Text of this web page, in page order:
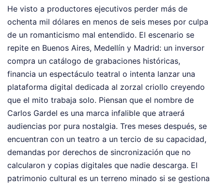
He visto a productores ejecutivos perder más de
ochenta mil dólares en menos de seis meses por culpa
de un romanticismo mal entendido. El escenario se
repite en Buenos Aires, Medellín y Madrid: un inversor
compra un catálogo de grabaciones históricas,
financia un espectáculo teatral o intenta lanzar una
plataforma digital dedicada al zorzal criollo creyendo
que el mito trabaja solo. Piensan que el nombre de
Carlos Gardel es una marca infalible que atraerá
audiencias por pura nostalgia. Tres meses después, se
encuentran con un teatro a un tercio de su capacidad,
demandas por derechos de sincronización que no
calcularon y copias digitales que nadie descarga. El
patrimonio cultural es un terreno minado si se gestiona